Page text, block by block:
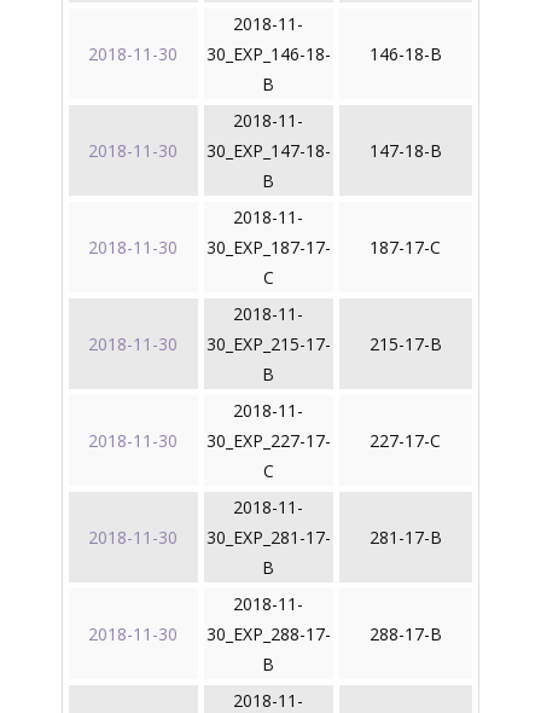
2018-11-30
2018-11-
30_EXP_146-18-
B
146-18-B
2018-11-30
2018-11-
30_EXP_147-18-
B
147-18-B
2018-11-30
2018-11-
30_EXP_187-17-
C
187-17-C
2018-11-30
2018-11-
30_EXP_215-17-
B
215-17-B
2018-11-30
2018-11-
30_EXP_227-17-
C
227-17-C
2018-11-30
2018-11-
30_EXP_281-17-
B
281-17-B
2018-11-30
2018-11-
30_EXP_288-17-
B
288-17-B
2018-11-